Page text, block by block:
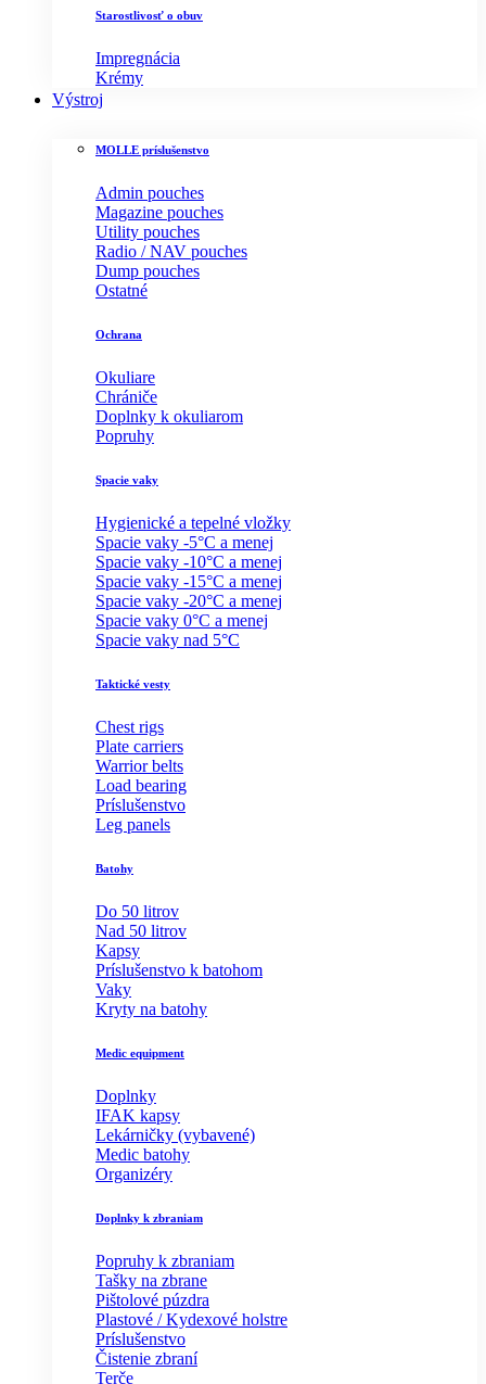
Starostlivosť o obuv
Impregnácia
Krémy
Výstroj
MOLLE príslušenstvo
Admin pouches
Magazine pouches
Utility pouches
Radio / NAV pouches
Dump pouches
Ostatné
Ochrana
Okuliare
Chrániče
Doplnky k okuliarom
Popruhy
Spacie vaky
Hygienické a tepelné vložky
Spacie vaky -5°C a menej
Spacie vaky -10°C a menej
Spacie vaky -15°C a menej
Spacie vaky -20°C a menej
Spacie vaky 0°C a menej
Spacie vaky nad 5°C
Taktické vesty
Chest rigs
Plate carriers
Warrior belts
Load bearing
Príslušenstvo
Leg panels
Batohy
Do 50 litrov
Nad 50 litrov
Kapsy
Príslušenstvo k batohom
Vaky
Kryty na batohy
Medic equipment
Doplnky
IFAK kapsy
Lekárničky (vybavené)
Medic batohy
Organizéry
Doplnky k zbraniam
Popruhy k zbraniam
Tašky na zbrane
Pištolové púzdra
Plastové / Kydexové holstre
Príslušenstvo
Čistenie zbraní
Terče